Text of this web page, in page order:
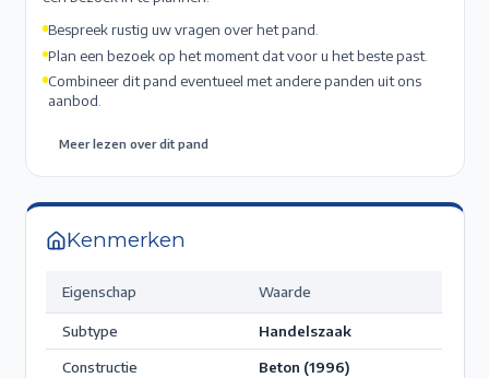
Bespreek rustig uw vragen over het pand.
Plan een bezoek op het moment dat voor u het beste past.
Combineer dit pand eventueel met andere panden uit ons
aanbod.
Meer lezen over dit pand
Kenmerken
Eigenschap Waarde
Subtype
Handelszaak
Constructie
Beton (1996)